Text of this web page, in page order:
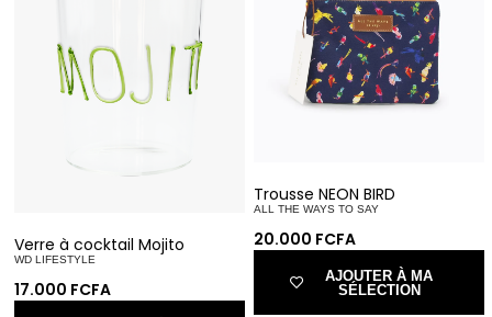
Verre à cocktail Mojito
WD LIFESTYLE
17.000 FCFA
Trousse NEON BIRD
ALL THE WAYS TO SAY
20.000 FCFA
AJOUTER À MA
SÉLECTION